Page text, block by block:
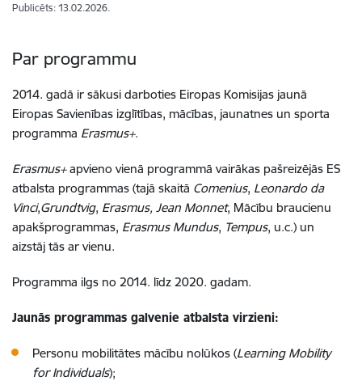
Publicēts: 13.02.2026.
Par programmu
2014. gadā ir sākusi darboties Eiropas Komisijas jaunā
Eiropas Savienības izglītības, mācības, jaunatnes un sporta
programma Erasmus+.
Erasmus+apvieno vienā programmā vairākas pašreizējās ES
atbalsta programmas (tajā skaitā Comenius, Leonardo da
Vinci,Grundtvig, Erasmus, Jean Monnet, Mācību braucienu
apakšprogrammas, Erasmus Mundus, Tempus, u.c.) un
aizstāj tās ar vienu.
Programma ilgs no 2014. līdz 2020. gadam.
Jaunās programmas galvenie atbalsta virzieni:
Personu mobilitātes mācību nolūkos (Learning Mobility
for Individuals);